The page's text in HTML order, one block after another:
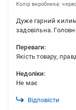
Колір виробника:
Дуже гарний
задовільна.
Переваги:
Якість товару,
Недоліки:
Не має
Відповісти